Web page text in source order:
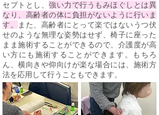
セプトとし、強い力で行うもみほぐしとは異
なり、高齢者の体に負担がないように行いま
す。
また、高齢者にとって楽ではないうつ伏
せのような無理な姿勢はせず、椅子に座った
まま施術することができるので、介護度が高
い方にも施術することができます。もちろ
ん、横向きや仰向けが楽な場合には、施術方
法を応用して行うこともできます。